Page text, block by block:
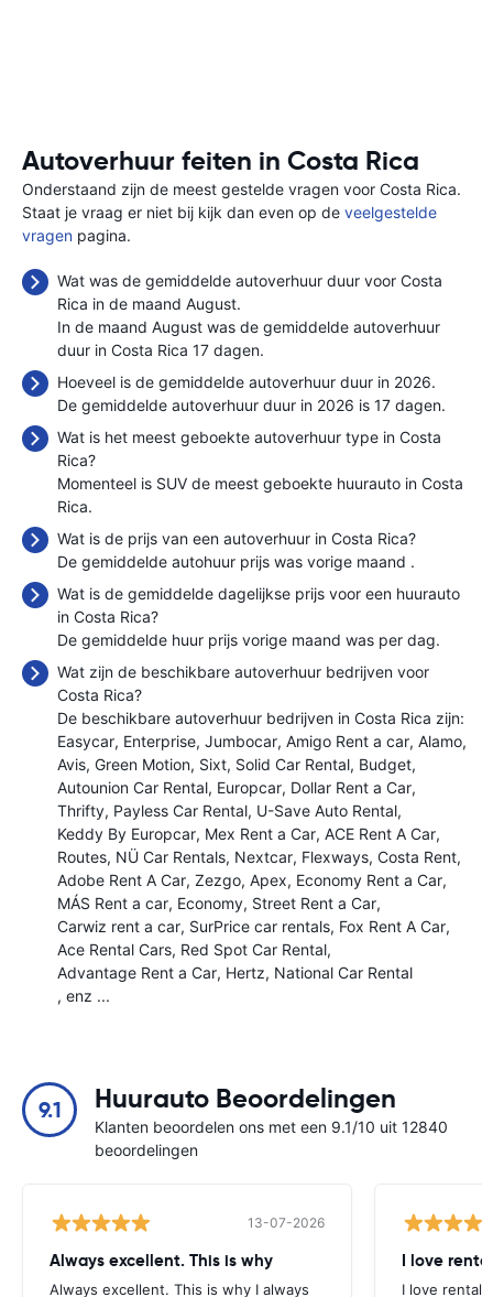
Autoverhuur feiten in Costa Rica
Onderstaand zijn de meest gestelde vragen voor Costa Rica.
Staat je vraag er niet bij kijk dan even op de veelgestelde
vragen pagina.
Wat was de gemiddelde autoverhuur duur voor Costa
Rica in de maand August.
In de maand August was de gemiddelde autoverhuur
duur in Costa Rica 17 dagen.
Hoeveel is de gemiddelde autoverhuur duur in 2026.
De gemiddelde autoverhuur duur in 2026 is 17 dagen.
Wat is het meest geboekte autoverhuur type in Costa
Rica?
Momenteel is SUV de meest geboekte huurauto in Costa
Rica.
Wat is de prijs van een autoverhuur in Costa Rica?
De gemiddelde autohuur prijs was vorige maand .
Wat is de gemiddelde dagelijkse prijs voor een huurauto
in Costa Rica?
De gemiddelde huur prijs vorige maand was per dag.
Wat zijn de beschikbare autoverhuur bedrijven voor
Costa Rica?
De beschikbare autoverhuur bedrijven in Costa Rica zijn:
Easycar Enterprise Jumbocar Amigo Rent a car Alamo
Avis Green Motion Sixt Solid Car Rental Budget
Autounion Car Rental Europcar Dollar Rent a Car
Thrifty Payless Car Rental U-Save Auto Rental
Keddy By Europcar Mex Rent a Car ACE Rent A Car
Routes NÜ Car Rentals Nextcar Flexways Costa Rent
Adobe Rent A Car Zezgo Apex Economy Rent a Car
MÁS Rent a car Economy Street Rent a Car
Carwiz rent a car SurPrice car rentals Fox Rent A Car
Ace Rental Cars Red Spot Car Rental
Advantage Rent a Car Hertz National Car Rental
, enz ...
9.1 Huurauto Beoordelingen
Klanten beoordelen ons met een 9.1/10 uit 12840
beoordelingen
13-07-2026
Always excellent. This is why
Always excellent. This is why I always
I love
I love rental